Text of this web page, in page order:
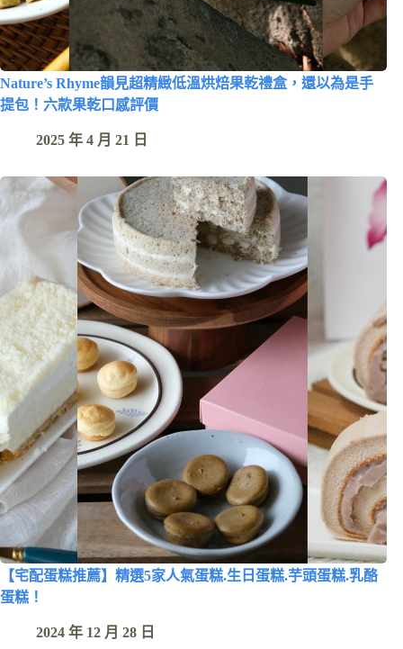
Nature’s Rhyme韻見超精緻低溫烘焙果乾禮盒，還以為是手
提包！六款果乾口感評價
2025 年 4 月 21 日
【宅配蛋糕推薦】精選5家人氣蛋糕.生日蛋糕.芋頭蛋糕.乳酪
蛋糕！
2024 年 12 月 28 日